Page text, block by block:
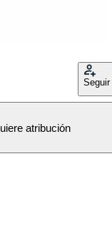
Seguir
atribución